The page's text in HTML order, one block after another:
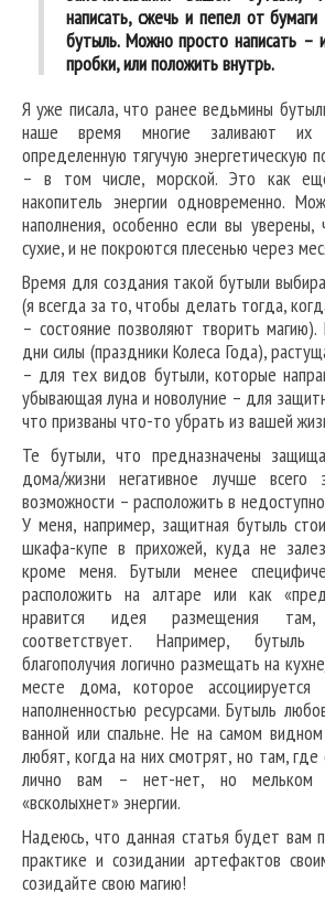
написать, сжечь и пепел от
бутыль. Можно просто написать –
пробки, или положить внутрь.
Я уже писала, что ранее ведьмины
наше время многие заливают их
определенную тягучую энергетическую
– в том числе, морской. Это как
накопитель энергии одновременно.
наполнения, особенно если вы
сухие, и не покроются плесенью через
Время для создания такой бутыли
(я всегда за то, чтобы делать тогда,
– состояние позволяют творить
дни силы (праздники Колеса Года),
– для тех видов бутыли, которые
убывающая луна и новолуние – для
что призваны что-то убрать из вашей
Те бутыли, что предназначены
дома/жизни негативное лучше всего
возможности – расположить в
У меня, например, защитная бутыль
шкафа-купе в прихожей, куда не
кроме меня. Бутыли менее
расположить на алтаре или как
нравится идея размещения
соответствует. Например,
благополучия логично размещать на
месте дома, которое ассоциируется
наполненностью ресурсами. Бутыль
ванной или спальне. Не на самом
любят, когда на них смотрят, но там,
лично вам – нет-нет, но мельком
«всколыхнет» энергии.
Надеюсь, что данная статья будет вам
практике и созидании артефактов
созидайте свою магию!